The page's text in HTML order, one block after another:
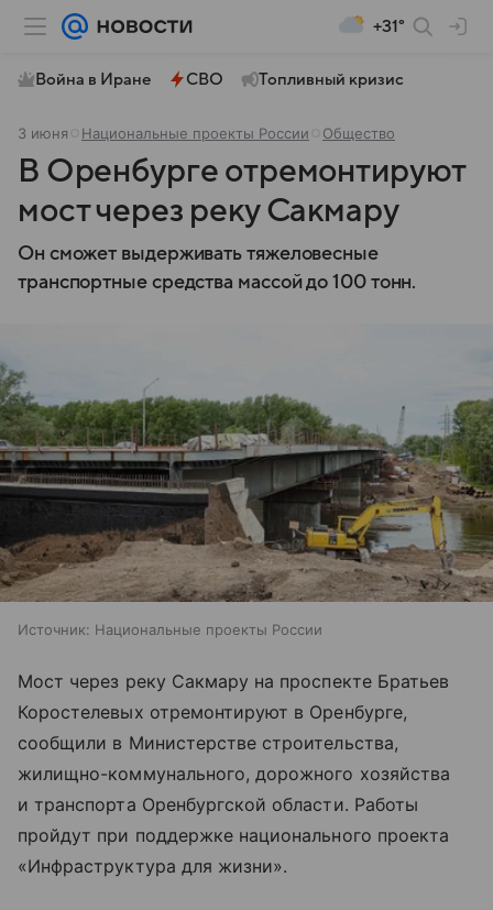
+31°
Война в Иране СВО Топливный кризис
3 июня Национальные проекты России Общество
В Оренбурге отремонтируют
мост через реку Сакмару
Он сможет выдерживать тяжеловесные
транспортные средства массой до 100 тонн.
Источник: Национальные проекты России
Мост через реку Сакмару на проспекте Братьев
Коростелевых отремонтируют в Оренбурге,
сообщили в Министерстве строительства,
жилищно-коммунального, дорожного хозяйства
и транспорта Оренбургской области. Работы
пройдут при поддержке национального проекта
«Инфраструктура для жизни».